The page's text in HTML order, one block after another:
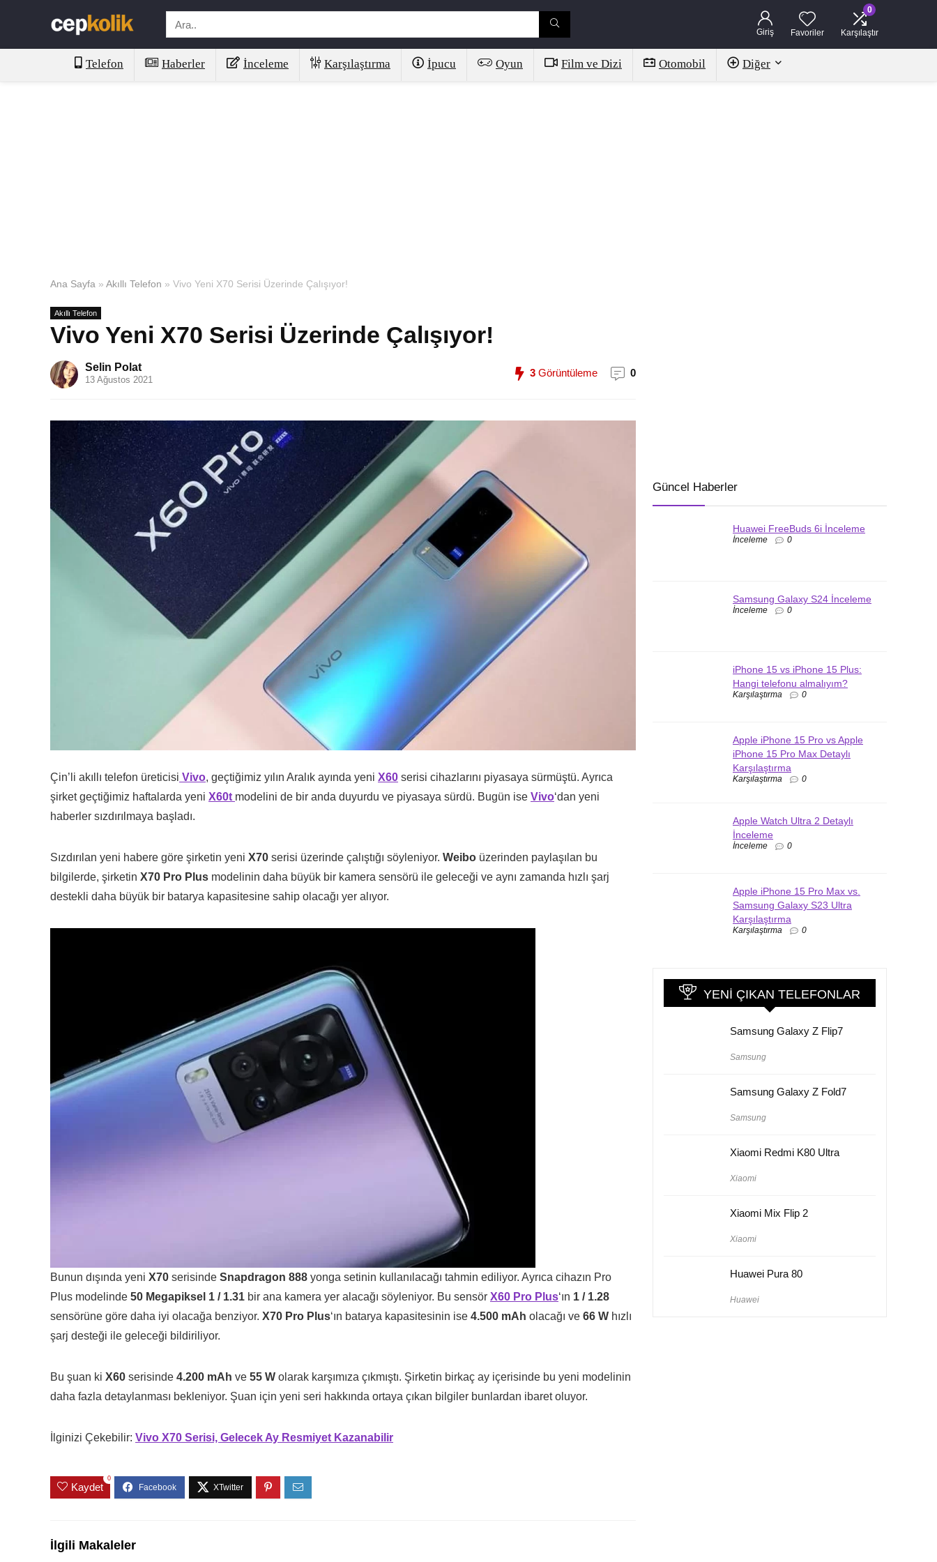
Giriş Favoriler
0
Karşılaştır
Telefon Haberler İnceleme Karşılaştırma İpucu Oyun Film ve Dizi Otomobil Diğer
Ana Sayfa » Akıllı Telefon » Vivo Yeni X70 Serisi Üzerinde Çalışıyor!
Akıllı Telefon
Vivo Yeni X70 Serisi Üzerinde Çalışıyor!
Selin Polat
13 Ağustos 2021
3 Görüntüleme 0
Çin’li akıllı telefon üreticisi Vivo, geçtiğimiz yılın Aralık ayında yeni X60 serisi cihazlarını piyasaya sürmüştü. Ayrıca
şirket geçtiğimiz haftalarda yeni X60t modelini de bir anda duyurdu ve piyasaya sürdü. Bugün ise Vivo‘dan yeni
haberler sızdırılmaya başladı.
Sızdırılan yeni habere göre şirketin yeni X70 serisi üzerinde çalıştığı söyleniyor. Weibo üzerinden paylaşılan bu
bilgilerde, şirketin X70 Pro Plus modelinin daha büyük bir kamera sensörü ile geleceği ve aynı zamanda hızlı şarj
destekli daha büyük bir batarya kapasitesine sahip olacağı yer alıyor.
Bunun dışında yeni X70 serisinde Snapdragon 888 yonga setinin kullanılacağı tahmin ediliyor. Ayrıca cihazın Pro
Plus modelinde 50 Megapiksel 1 / 1.31 bir ana kamera yer alacağı söyleniyor. Bu sensör X60 Pro Plus‘ın 1 / 1.28
sensörüne göre daha iyi olacağa benziyor. X70 Pro Plus‘ın batarya kapasitesinin ise 4.500 mAh olacağı ve 66 W hızlı
şarj desteği ile geleceği bildiriliyor.
Bu şuan ki X60 serisinde 4.200 mAh ve 55 W olarak karşımıza çıkmıştı. Şirketin birkaç ay içerisinde bu yeni modelinin
daha fazla detaylanması bekleniyor. Şuan için yeni seri hakkında ortaya çıkan bilgiler bunlardan ibaret oluyor.
İlginizi Çekebilir: Vivo X70 Serisi, Gelecek Ay Resmiyet Kazanabilir
Kaydet
0
İlgili Makaleler
Güncel Haberler
Huawei FreeBuds 6i İnceleme
İnceleme 0
Samsung Galaxy S24 İnceleme
İnceleme 0
iPhone 15 vs iPhone 15 Plus:
Hangi telefonu almalıyım?
Karşılaştırma 0
Apple iPhone 15 Pro vs Apple
iPhone 15 Pro Max Detaylı
Karşılaştırma
Karşılaştırma 0
Apple Watch Ultra 2 Detaylı
İnceleme
İnceleme 0
Apple iPhone 15 Pro Max vs.
Samsung Galaxy S23 Ultra
Karşılaştırma
Karşılaştırma 0
YENI ÇIKAN TELEFONLAR
Samsung Galaxy Z Flip7
Samsung
Samsung Galaxy Z Fold7
Samsung
Xiaomi Redmi K80 Ultra
Xiaomi
Xiaomi Mix Flip 2
Xiaomi
Huawei Pura 80
Huawei